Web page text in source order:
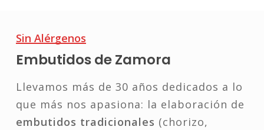
Sin Alérgenos
Embutidos de Zamora
Llevamos más de 30 años dedicados a lo
que más nos apasiona: la elaboración de
embutidos tradicionales (chorizo,